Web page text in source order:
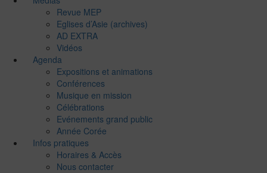
Revue MEP
Eglises d’Asie (archives)
AD EXTRA
Vidéos
Agenda
Expositions et animations
Conférences
Musique en mission
Célébrations
Evénements grand public
Année Corée
Infos pratiques
Horaires & Accès
Nous contacter